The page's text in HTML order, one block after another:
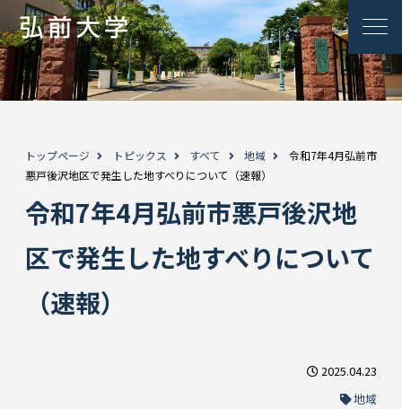
トップページ トピックス すべて 地域
令和7年4月弘前市
悪戸後沢地区で発生した地すべりについて（速報）
令和7年4月弘前市悪戸後沢地
区で発生した地すべりについて
（速報）
2025.04.23
地域